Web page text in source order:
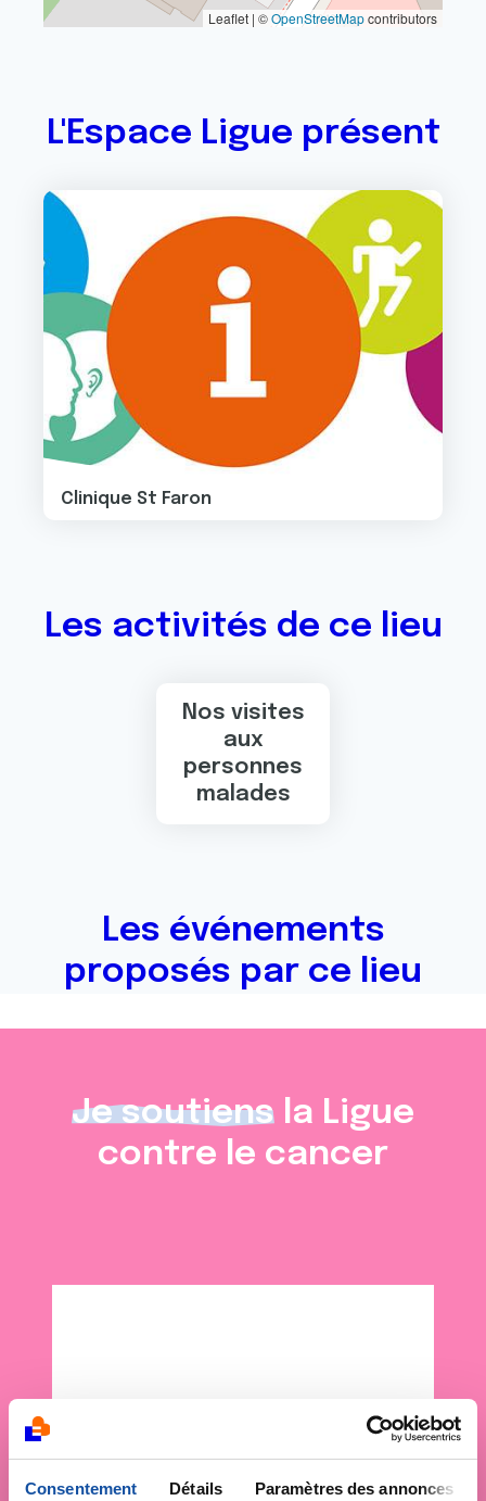
Consentement Détails Paramètres des annonces
Leaflet | ©OpenStreetMapcontributors
L'Espace Ligue présent
Image
Clinique St Faron
Les activités de ce lieu
Nos visites
aux
personnes
malades
Les événements
proposés par ce lieu
Je soutiens la Ligue
contre le cancer